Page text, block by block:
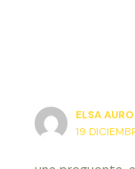
ELSA
19